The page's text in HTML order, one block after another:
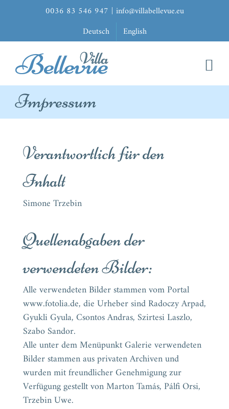
0036 83 546 947 | info@villabellevue.eu
Deutsch
English
Impressum
Verantwortlich für den
Inhalt
Simone Trzebin
Quellenabgaben der
verwendeten Bilder:
Alle verwendeten Bilder stammen vom Portal
www.fotolia.de, die Urheber sind Radoczy Arpad,
Gyukli Gyula, Csontos Andras, Szirtesi Laszlo,
Szabo Sandor.
Alle unter dem Menüpunkt Galerie verwendeten
Bilder stammen aus privaten Archiven und
wurden mit freundlicher Genehmigung zur
Verfügung gestellt von Marton Tamás, Pálfi Orsi,
Trzebin Uwe.